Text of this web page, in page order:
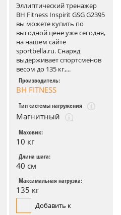
Эллиптический тренажер
BH Fitness Inspirit GSG G2395
вы можете купить по
выгодной цене уже сегодня,
на нашем сайте
sportbella.ru. Снаряд
выдерживает спортсменов
весом до 135 кг,...
Производитель:
BH FITNESS
Тип системы нагружения
Магнитный
Маховик:
10 кг
Длина шага:
40 см
Максимальная нагрузка:
135 кг
Добавить к